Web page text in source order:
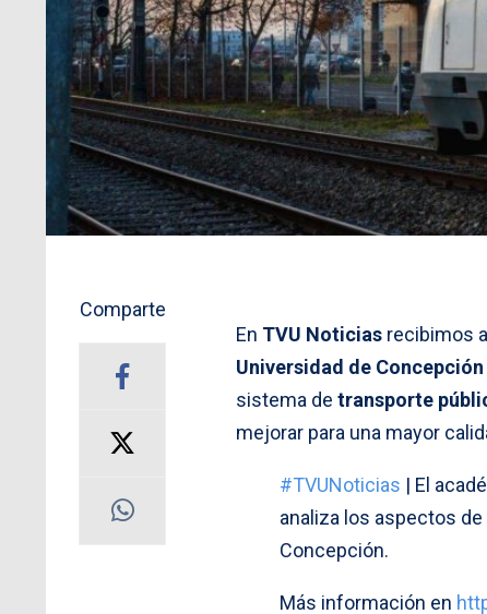
Comparte
En TVU Noticias recibimos
Universidad de Concepción
sistema de transporte
mejorar para una mayor
#TVUNoticias | El
analiza los aspectos
Concepción.
Más información en